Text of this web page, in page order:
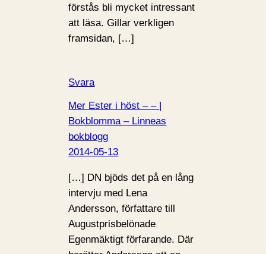
förstås bli mycket intressant
att läsa. Gillar verkligen
framsidan, […]
Svara
Mer Ester i höst – – |
Bokblomma – Linneas
bokblogg
2014-05-13
[…] DN bjöds det på en lång
intervju med Lena
Andersson, författare till
Augustprisbelönade
Egenmäktigt förfarande. Där